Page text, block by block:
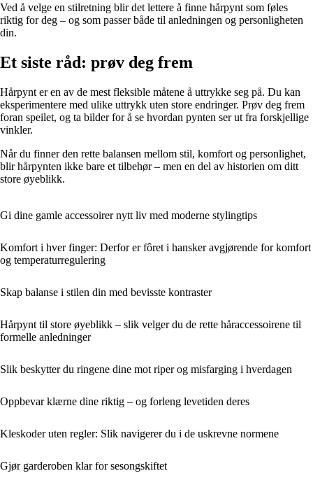
Ved å velge en stilretning blir det lettere å finne hårpynt som føles
riktig for deg – og som passer både til anledningen og personligheten
din.
Et siste råd: prøv deg frem
Hårpynt er en av de mest fleksible måtene å uttrykke seg på. Du kan
eksperimentere med ulike uttrykk uten store endringer. Prøv deg frem
foran speilet, og ta bilder for å se hvordan pynten ser ut fra forskjellige
vinkler.
Når du finner den rette balansen mellom stil, komfort og personlighet,
blir hårpynten ikke bare et tilbehør – men en del av historien om ditt
store øyeblikk.
Gi dine gamle accessoirer nytt liv med moderne stylingtips
Komfort i hver finger: Derfor er fôret i hansker avgjørende for komfort
og temperaturregulering
Skap balanse i stilen din med bevisste kontraster
Hårpynt til store øyeblikk – slik velger du de rette håraccessoirene til
formelle anledninger
Slik beskytter du ringene dine mot riper og misfarging i hverdagen
Oppbevar klærne dine riktig – og forleng levetiden deres
Kleskoder uten regler: Slik navigerer du i de uskrevne normene
Gjør garderoben klar for sesongskiftet